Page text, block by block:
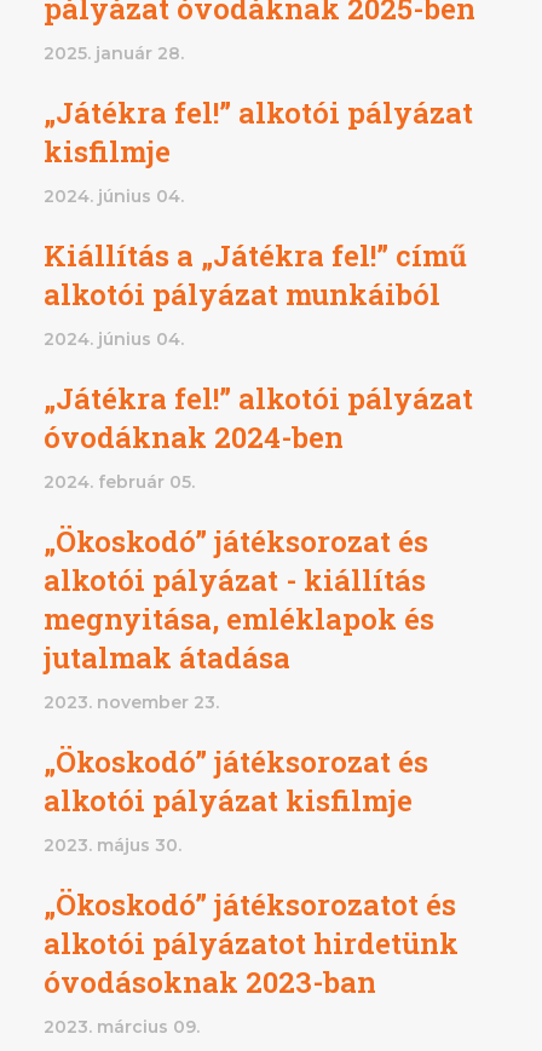
pályázat óvodáknak 2025-ben
2025. január 28.
„Játékra fel!” alkotói pályázat
kisfilmje
2024. június 04.
Kiállítás a „Játékra fel!” című
alkotói pályázat munkáiból
2024. június 04.
„Játékra fel!” alkotói pályázat
óvodáknak 2024-ben
2024. február 05.
„Ökoskodó” játéksorozat és
alkotói pályázat - kiállítás
megnyitása, emléklapok és
jutalmak átadása
2023. november 23.
„Ökoskodó” játéksorozat és
alkotói pályázat kisfilmje
2023. május 30.
„Ökoskodó” játéksorozatot és
alkotói pályázatot hirdetünk
óvodásoknak 2023-ban
2023. március 09.